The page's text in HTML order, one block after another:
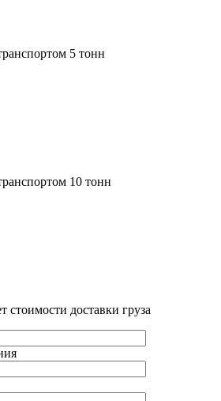
5 тонн
10 тонн
стоимости доставки груза